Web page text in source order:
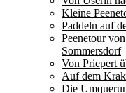
Kleine
Paddeln auf
Peenetour
Sommersdorf
Von Priepert
Auf dem
Die